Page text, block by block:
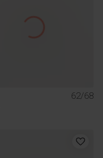
62/68